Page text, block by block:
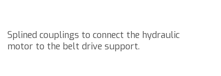
Splined couplings to connect the hydraulic
motor to the belt drive support.